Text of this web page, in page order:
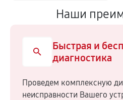
Наши
Быстрая и
диагностика
Проведем комплексную
неисправности Вашего